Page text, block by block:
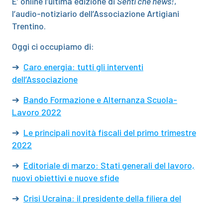
l’audio-notiziario dell’Associazione Artigiani
Trentino.
Oggi ci occupiamo di:
➔ Caro energia: tutti gli interventi
dell’Associazione
➔ Bando Formazione e Alternanza Scuola-
Lavoro 2022
➔ Le principali novità fiscali del primo trimestre
2022
➔ Editoriale di marzo: Stati generali del lavoro,
nuovi obiettivi e nuove sfide
➔ Crisi Ucraina: il presidente della filiera del